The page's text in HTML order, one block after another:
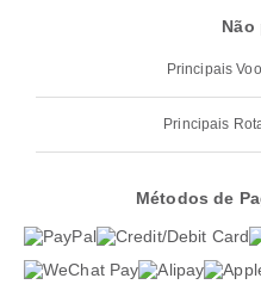
Não
Principais
Principais
Métodos de